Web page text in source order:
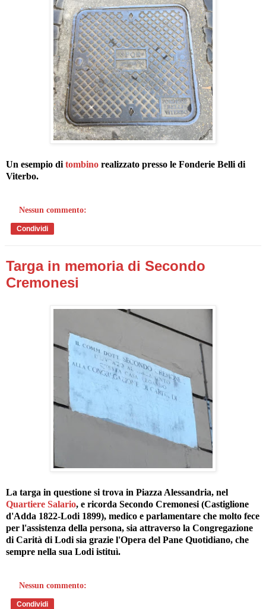
Un esempio di tombino realizzato presso le Fonderie Belli di
Viterbo.
Nessun commento:
Condividi
Targa in memoria di Secondo
Cremonesi
La targa in questione si trova in Piazza Alessandria, nel
Quartiere Salario, e ricorda Secondo Cremonesi (Castiglione
d'Adda 1822-Lodi 1899), medico e parlamentare che molto fece
per l'assistenza della persona, sia attraverso la Congregazione
di Carità di Lodi sia grazie l'Opera del Pane Quotidiano, che
sempre nella sua Lodi istituì.
Nessun commento:
Condividi